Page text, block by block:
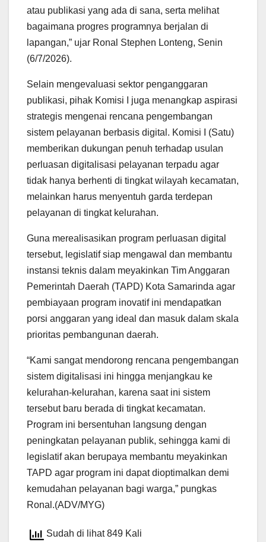
atau publikasi yang ada di sana, serta melihat
bagaimana progres programnya berjalan di
lapangan,” ujar Ronal Stephen Lonteng, Senin
(6/7/2026).
Selain mengevaluasi sektor penganggaran
publikasi, pihak Komisi I juga menangkap aspirasi
strategis mengenai rencana pengembangan
sistem pelayanan berbasis digital. Komisi I (Satu)
memberikan dukungan penuh terhadap usulan
perluasan digitalisasi pelayanan terpadu agar
tidak hanya berhenti di tingkat wilayah kecamatan,
melainkan harus menyentuh garda terdepan
pelayanan di tingkat kelurahan.
Guna merealisasikan program perluasan digital
tersebut, legislatif siap mengawal dan membantu
instansi teknis dalam meyakinkan Tim Anggaran
Pemerintah Daerah (TAPD) Kota Samarinda agar
pembiayaan program inovatif ini mendapatkan
porsi anggaran yang ideal dan masuk dalam skala
prioritas pembangunan daerah.
“Kami sangat mendorong rencana pengembangan
sistem digitalisasi ini hingga menjangkau ke
kelurahan-kelurahan, karena saat ini sistem
tersebut baru berada di tingkat kecamatan.
Program ini bersentuhan langsung dengan
peningkatan pelayanan publik, sehingga kami di
legislatif akan berupaya membantu meyakinkan
TAPD agar program ini dapat dioptimalkan demi
kemudahan pelayanan bagi warga,” pungkas
Ronal.(ADV/MYG)
Sudah di lihat 849 Kali